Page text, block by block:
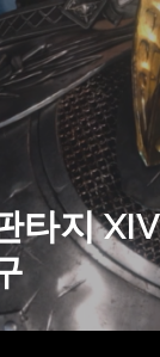
타지 XIV